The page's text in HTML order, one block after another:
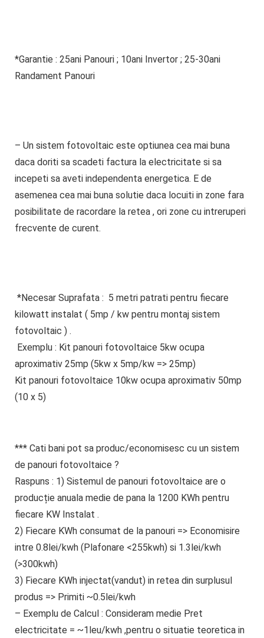
*Garantie : 25aniPanouri ; 10aniInvertor ; 25-30ani
Randament Panouri
– Un sistem fotovoltaic este optiunea cea mai buna
daca doriti sa scadeti factura la electricitate si sa
incepeti sa aveti independenta energetica. E de
asemenea cea mai buna solutie daca locuiti in zone fara
posibilitate de racordare la retea , ori zone cu intreruperi
frecvente de curent.
*Necesar Suprafata: 5 metri patratipentru fiecare
kilowatt instalat ( 5mp / kw pentru montaj sistem
fotovoltaic ) .
Exemplu: Kit panouri fotovoltaice 5kw ocupa
aproximativ 25mp (5kw x 5mp/kw => 25mp)
Kit panouri fotovoltaice 10kw ocupa aproximativ 50mp
(10 x 5)
*** Cati bani pot sa produc/economisesc cu un sistem
de panouri fotovoltaice ?
Raspuns : 1) Sistemul de panouri fotovoltaice are o
producție anualamedie de pana la1200 KWh pentru
fiecare KW Instalat .
2) Fiecare KWh consumat de la panouri => Economisire
intre 0.8lei/kwh (Plafonare <255kwh) si 1.3lei/kwh
(>300kwh)
3) Fiecare KWh injectat(vandut) in retea din surplusul
produs => Primiti ~0.5lei/kwh
– Exemplu de Calcul : Consideram medie Pret
electricitate = ~1leu/kwh ,pentru o situatie teoretica in